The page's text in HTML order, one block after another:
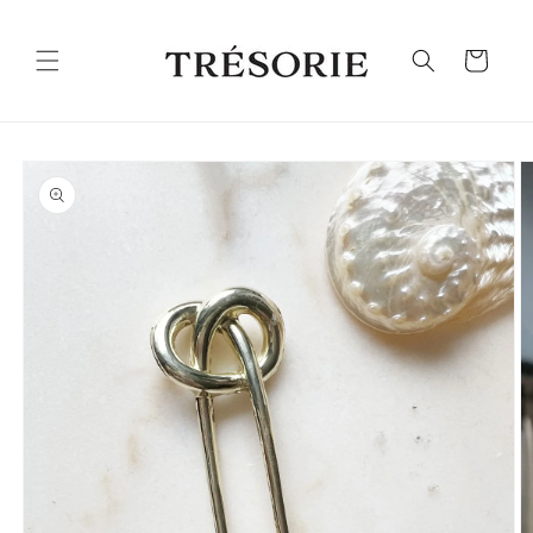
sisältöön
Ostoskori
tuotetietoihin